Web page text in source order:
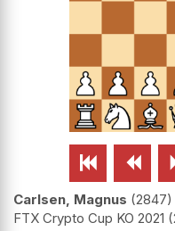
 
Carlsen, Magnus 2847
FTX Crypto Cup KO 2021